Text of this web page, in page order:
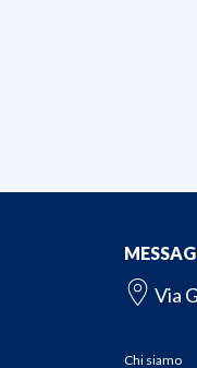
Via
Chi siamo